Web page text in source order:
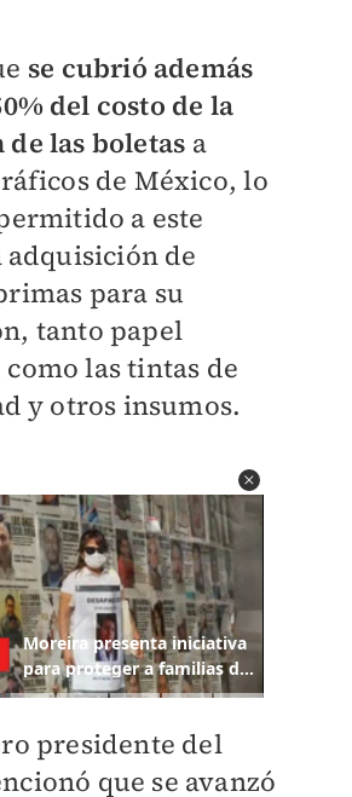
se cubrió además
del costo de la
las boletas a
de México, lo
a este
de
para su
tanto papel
las tintas de
y otros insumos.
presidente del
que se avanzó